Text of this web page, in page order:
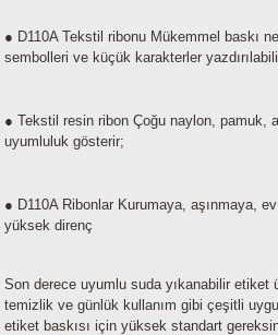
● D110A Tekstil ribonu Mükemmel baskı
sembolleri ve küçük karakterler
● Tekstil resin ribon Çoğu naylon, pamuk,
uyumluluk gösterir;
● D110A Ribonlar Kurumaya, aşınmaya,
yüksek direnç
Son derece uyumlu suda yıkanabilir etiket
temizlik ve günlük kullanım gibi çeşitli
etiket baskısı için yüksek standart